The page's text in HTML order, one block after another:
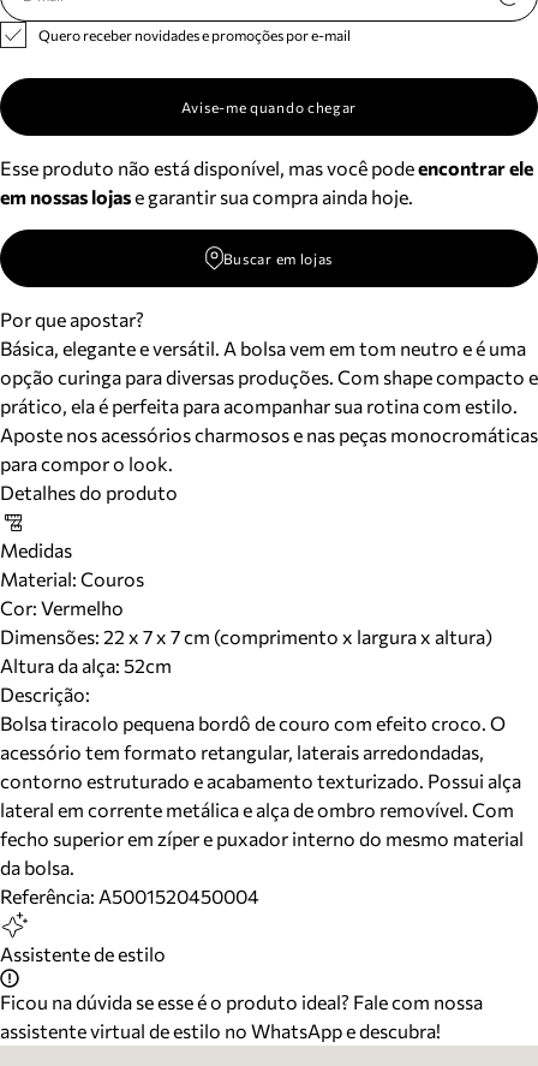
Quero receber novidades e promoções por e-mail
Avise-me quando chegar
Esse produto não está disponível, mas você podeencontrar ele
em nossas lojase garantir sua compra ainda hoje.
Buscar em lojas
Por que apostar?
Básica, elegante e versátil. A bolsa vem em tom neutro e é uma
opção curinga para diversas produções. Com shape compacto e
prático, ela é perfeita para acompanhar sua rotina com estilo.
Aposte nos acessórios charmosos e nas peças monocromáticas
para compor o look.
Detalhes do produto
Medidas
Material: Couros
Cor: Vermelho
Dimensões: 22 x 7 x 7 cm (comprimento x largura x altura)
Altura da alça: 52cm
Descrição:
Bolsa tiracolo pequena bordô de couro com efeito croco. O
acessório tem formato retangular, laterais arredondadas,
contorno estruturado e acabamento texturizado. Possui alça
lateral em corrente metálica e alça de ombro removível. Com
fecho superior em zíper e puxador interno do mesmo material
da bolsa.
Referência: A5001520450004
Assistente de estilo
Ficou na dúvida se esse é o produto ideal? Fale com nossa
assistente virtual de estilo no WhatsApp e descubra!